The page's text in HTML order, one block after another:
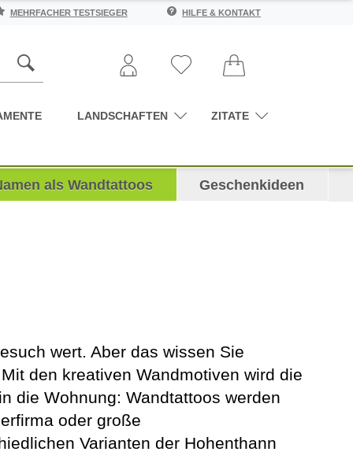
MEHRFACHER TESTSIEGER HILFE & KONTAKT
LANDSCHAFTEN ZITATE
als Wandtattoos Geschenkideen
wert. Aber das wissen Sie
den kreativen Wandmotiven wird die
die Wohnung: Wandtattoos werden
oder große
Varianten der Hohenthann